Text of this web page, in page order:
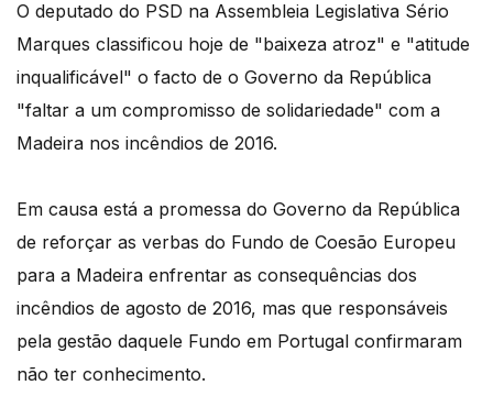
O deputado do PSD na Assembleia Legislativa Sério
Marques classificou hoje de "baixeza atroz" e "atitude
inqualificável" o facto de o Governo da República
"faltar a um compromisso de solidariedade" com a
Madeira nos incêndios de 2016.
Em causa está a promessa do Governo da República
de reforçar as verbas do Fundo de Coesão Europeu
para a Madeira enfrentar as consequências dos
incêndios de agosto de 2016, mas que responsáveis
pela gestão daquele Fundo em Portugal confirmaram
não ter conhecimento.